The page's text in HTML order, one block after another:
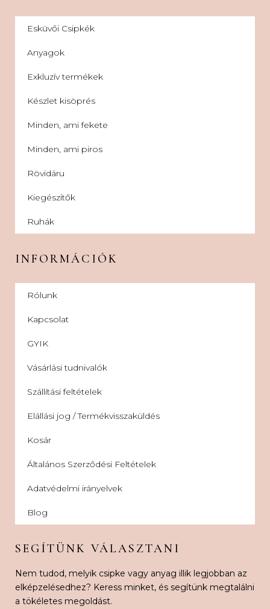
Esküvői Csipkék
Anyagok
Exkluzív termékek
Készlet kisöprés
Minden, ami fekete
Minden, ami piros
Rövidáru
Kiegészítők
Ruhák
INFORMÁCIÓK
Rólunk
Kapcsolat
GYIK
Vásárlási tudnivalók
Szállítási feltételek
Elállási jog / Termékvisszaküldés
Kosár
Általános Szerződési Feltételek
Adatvédelmi irányelvek
Blog
SEGÍTÜNK VÁLASZTANI
Nem tudod, melyik csipke vagy anyag illik legjobban az
elképzelésedhez? Keress minket, és segítünk megtalálni
a tökéletes megoldást.